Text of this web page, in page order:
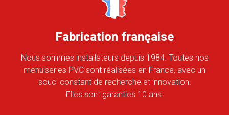
Fabrication française
Nous sommes installateurs depuis 1984. Toutes nos
menuiseries PVC sont réalisées en France, avec un
souci constant de recherche et innovation.
Elles sont garanties 10 ans.